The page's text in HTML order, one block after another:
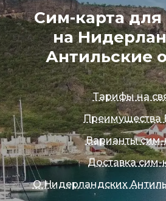
Сим-карта для
на
Антильские
Тарифы на
Преимущества
Варианты сим-
Доставка сим-
О Нидерландских